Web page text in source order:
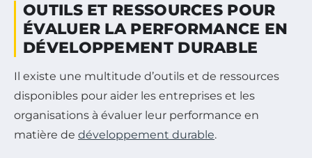
OUTILS ET RESSOURCES POUR
ÉVALUER LA PERFORMANCE EN
DÉVELOPPEMENT DURABLE
Il existe une multitude d’outils et de ressources
disponibles pour aider les entreprises et les
organisations à évaluer leur performance en
matière de développement durable.